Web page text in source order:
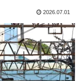
2026.07.01